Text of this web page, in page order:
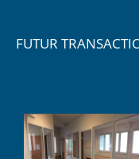
FUTUR